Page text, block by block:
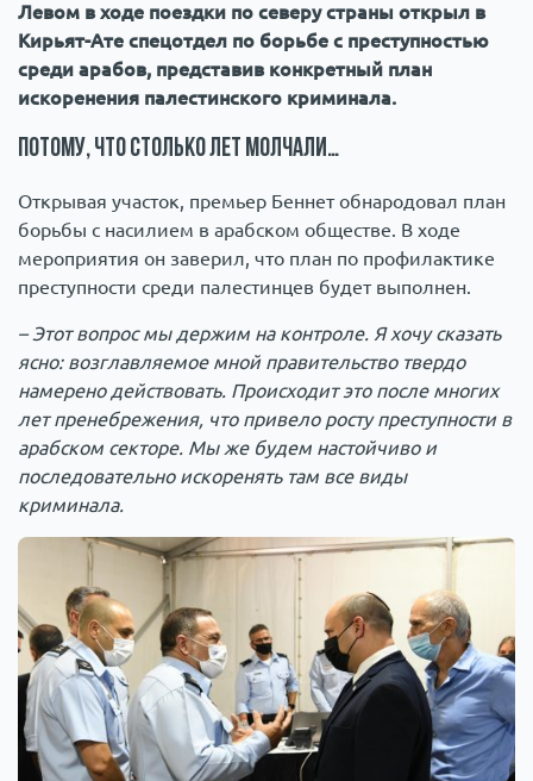
Левом в ходе поездки по северу страны открыл в
Кирьят-Ате спецотдел по борьбе с преступностью
среди арабов, представив конкретный план
искоренения палестинского криминала.
Потому, что столько лет молчали…
Открывая участок, премьер Беннет обнародовал план
борьбы с насилием в арабском обществе. В ходе
мероприятия он заверил, что план по профилактике
преступности среди палестинцев будет выполнен.
– Этот вопрос мы держим на контроле. Я хочу сказать
ясно: возглавляемое мной правительство твердо
намерено действовать. Происходит это после многих
лет пренебрежения, что привело росту преступности в
арабском секторе. Мы же будем настойчиво и
последовательно искоренять там все виды
криминала.